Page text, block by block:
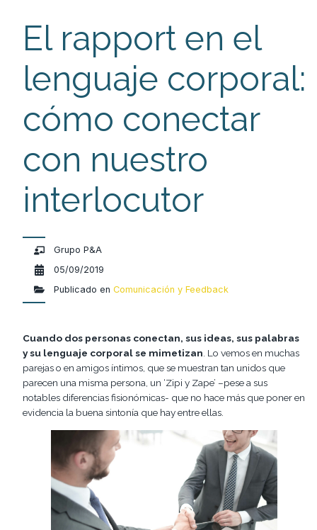
El rapport en el
lenguaje corporal:
cómo conectar
con nuestro
interlocutor
Grupo P&A
05/09/2019
Publicado en Comunicación y Feedback
Cuando dos personas conectan, sus ideas, sus palabras
y su lenguaje corporal se mimetizan . Lo vemos en muchas
parejas o en amigos íntimos, que se muestran tan unidos que
parecen una misma persona, un ‘Zipi y Zape’ –pese a sus
notables diferencias fisionómicas- que no hace más que poner en
evidencia la buena sintonía que hay entre ellas.